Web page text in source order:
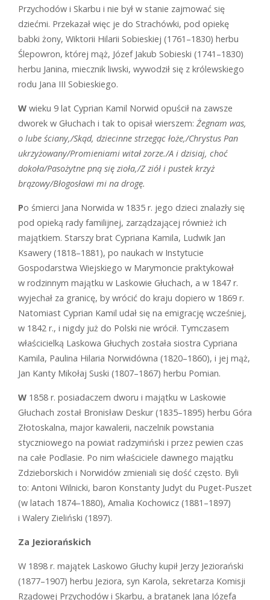
Przychodów i Skarbu i nie był w stanie zajmować się
dziećmi. Przekazał więc je do Strachówki, pod opiekę
babki żony, Wiktorii Hilarii Sobieskiej (1761–1830) herbu
Ślepowron, której mąż, Józef Jakub Sobieski (1741–1830)
herbu Janina, miecznik liwski, wywodził się z królewskiego
rodu Jana III Sobieskiego.
W wieku 9 lat Cyprian Kamil Norwid opuścił na zawsze
dworek w Głuchach i tak to opisał wierszem: Żegnam was,
o lube ściany,/Skąd, dziecinne strzegąc łoże,/Chrystus Pan
ukrzyżowany/Promieniami witał zorze./A i dzisiaj, choć
dokoła/Pasożytne pną się zioła,/Z ziół i pustek krzyż
brązowy/Błogosławi mi na drogę.
Po śmierci Jana Norwida w 1835 r. jego dzieci znalazły się
pod opieką rady familijnej, zarządzającej również ich
majątkiem. Starszy brat Cypriana Kamila, Ludwik Jan
Ksawery (1818–1881), po naukach w Instytucie
Gospodarstwa Wiejskiego w Marymoncie praktykował
w rodzinnym majątku w Laskowie Głuchach, a w 1847 r.
wyjechał za granicę, by wrócić do kraju dopiero w 1869 r.
Natomiast Cyprian Kamil udał się na emigrację wcześniej,
w 1842 r., i nigdy już do Polski nie wrócił. Tymczasem
właścicielką Laskowa Głuchych została siostra Cypriana
Kamila, Paulina Hilaria Norwidówna (1820–1860), i jej mąż,
Jan Kanty Mikołaj Suski (1807–1867) herbu Pomian.
W 1858 r. posiadaczem dworu i majątku w Laskowie
Głuchach został Bronisław Deskur (1835–1895) herbu Góra
Złotoskalna, major kawalerii, naczelnik powstania
styczniowego na powiat radzymiński i przez pewien czas
na całe Podlasie. Po nim właściciele dawnego majątku
Zdzieborskich i Norwidów zmieniali się dość często. Byli
to: Antoni Wilnicki, baron Konstanty Judyt du Puget-Puszet
(w latach 1874–1880), Amalia Kochowicz (1881–1897)
i Walery Zieliński (1897).
Za Jeziorańskich
W 1898 r. majątek Laskowo Głuchy kupił Jerzy Jeziorański
(1877–1907) herbu Jeziora, syn Karola, sekretarza Komisji
Rządowej Przychodów i Skarbu, a bratanek Jana Józefa